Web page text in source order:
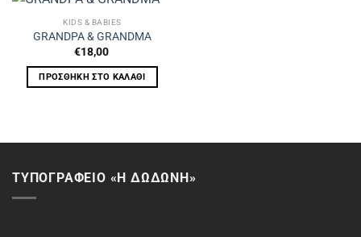
KIDS & BABIES
GRANDPA & GRANDMA
€18,00
ΠΡΟΣΘΉΚΗ ΣΤΟ ΚΑΛΆΘΙ
ΤΥΠΟΓΡΑΦΕΙΟ «Η ΔΩΔΩΝΗ»